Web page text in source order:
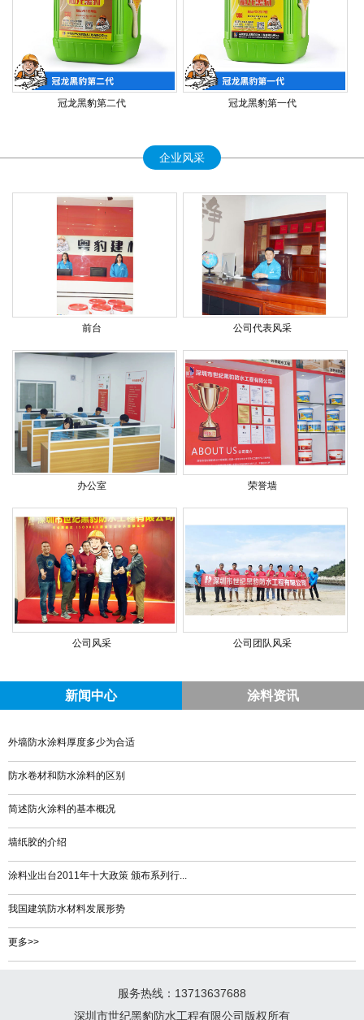
冠龙黑豹第二代 冠龙黑豹第一代
企业风采
前台 公司代表风采
办公室 荣誉墙
公司风采 公司团队风采
新闻中心 涂料资讯
外墙防水涂料厚度多少为合适
防水卷材和防水涂料的区别
简述防火涂料的基本概况
墙纸胶的介绍
涂料业出台2011年十大政策 颁布系列行...
我国建筑防水材料发展形势
更多>>
服务热线：13713637688
深圳市世纪黑豹防水工程有限公司版权所有